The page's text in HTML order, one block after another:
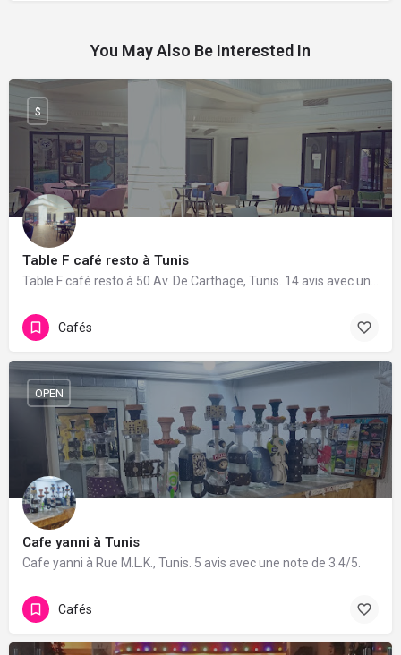
You May Also Be Interested In
Table F café resto à Tunis
Table F café resto à 50 Av. De Carthage, Tunis. 14 avis avec une note de 4.8/5.
$
Cafés
Cafe yanni à Tunis
Cafe yanni à Rue M.L.K., Tunis. 5 avis avec une note de 3.4/5.
OPEN
Cafés